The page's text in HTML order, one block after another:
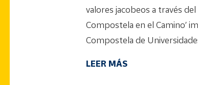
valores jacobeos a través
Compostela en el Camino’
Compostela de
LEER MÁS